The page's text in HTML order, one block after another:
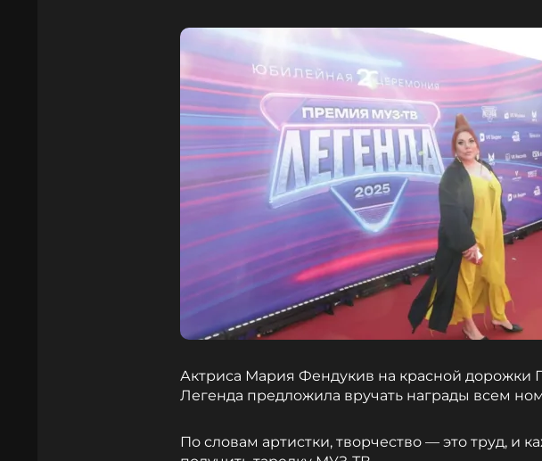
Актриса Мария Фендукив на красной дорожки
Легенда предложила вручать награды всем
По словам артистки, творчество — это труд, и